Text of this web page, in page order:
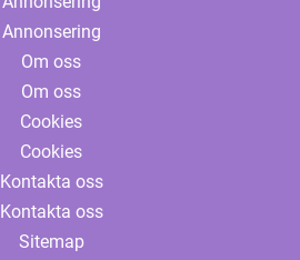
Annonsering
Om oss
Om oss
Cookies
Cookies
Kontakta oss
Kontakta oss
Sitemap